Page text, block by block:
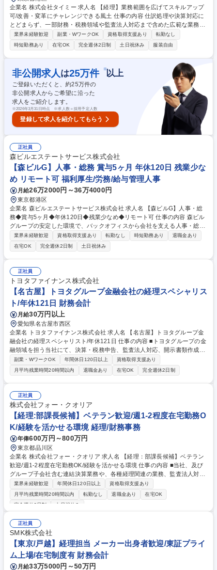
企業名 株式会社タイミー 求人名 【経理】業務範囲を広げてスキルアップ
可/改善・変革にチャレンジできる風土 仕事の内容 仕訳処理や決算対応に
とどまらず、一部財務・税務領域や監査法人対応まで含めた広範な業務を
担っています。経理としてより広いスキル・経験を積みたい方にとって、
非常に挑戦しがいのあるポジションです。 【業務内容】 ■月次決算業務■
四半期・年次決算補助■経費精算対応■発注申請等の事務処理 【希望・経
験に応じてチャレンジ可能な業務】 ■税務対応（税金計算含む）■監査法
人対応■有価証券報告書・計算書類等の開示資料作成■その他、業績管理や
業務改善プロジェクト など 募集職種 【経理】業務範囲を広げてスキルア
ップ可/改善・変革にチャレンジできる風土
業界未経験歓迎 副業・WワークOK 資格取得支援あり
転勤なし
時短勤務あり
在宅OK 完全週休2日制 土日祝休み 服装自由
非公開求人 は25万件 ※以上
ご登録いただくと、約25万件の
非公開求人からご希望に沿った
求人をご紹介します。
※2026年3月31日時点 ※求人数＝採用予定人数
登録して求人を紹介してもらう
正社員
森ビルエステートサービス株式会社
【森ビルG】人事・総務 賞与5ヶ月 年休120日 残業少な
め リモート可 福利厚生/労務/給与管理人事
月給26万2000円～36万4000円
東京都港区
企業名 森ビルエステートサービス株式会社 求人名 【森ビルG】人事・総
務◆賞与5ヶ月◆年休120日◆残業少なめ◆リモート可 仕事の内容 森ビル
グループの安定した環境で、バックオフィスから会社を支える人事・総務
をお任せします。 労務と総務の業務をバランスよく担当し、ゆくゆくは制
度改定などのコア業務にも挑戦できる、やりがいある環境です。 ■勤怠管
理、給与計算、社会保険手続き、年末調整等の労務管理全般 ■入退社手続
き、社内規定の改定や人事制度改定などのコア業務 ■社内イベントの企画
運営やその他総務業務全般 ※労務と総務を1：1の割合でお任せ。 入社後
は部内のOJTを中心に、あなたの経験に合わせて不足している部分はいつ
でも質問・相談できる環境が整っているため、安心して成長できます。 募
集職種 【森ビルG】人事・総務◆賞与5ヶ月◆年休120日◆残業少なめ◆
リモート可
業界未経験歓迎 資格取得支援あり 転勤なし 時短勤務あり
退職金あり
在宅OK
完全週休2日制 土日祝休み
正社員
トヨタファイナンス株式会社
【名古屋】トヨタグループ金融会社の経理スペシャリス
ト/年休121日 財務会計
月給30万円以上
愛知県名古屋市西区
企業名 トヨタファイナンス株式会社 求人名 【名古屋】トヨタグループ金
融会社の経理スペシャリスト/年休121日 仕事の内容 ■トヨタグループの金
融領域を担う当社にて、決算・税務申告、監査法人対応、開示書類作成、
新規取引の会計処理検討を担当します。経理の専門性で事業成長を支える
ポジションです。 決算整理仕訳、残高照合、税務申告、監査法人対応、開
示書類作成を担います。加えて、決算・税務プロセスの効率化、品質向
上、業務マニュアル作成、新規取引に関する会計・税務論点整理、仕訳立
案、自動仕訳の要件定義、制度改正対応まで担当します。使用システムは
ＰｒｏＡｃｔｉｖｅ、ＯｒａｃｌｅＥＢＳです。経営判断に必要な数値精
度を高める役割です。 募集職種 【名古屋】トヨタグループ金融会社の経
理スペシャリスト/年休121日
副業・WワークOK 年間休日120日以上
資格取得支援あり
月平均残業時間20時間以内
退職金あり 在宅OK 完全週休2日制
正社員
株式会社フォー・クオリア
【経理:部課長候補】ベテラン歓迎/週1-2程度在宅勤務O
K/経験を活かせる環境 経理/財務事務
年俸600万円～800万円
東京都品川区
企業名 株式会社フォー・クオリア 求人名 【経理：部課長候補】ベテラン
歓迎/週1-2程度在宅勤務OK/経験を活かせる環境 仕事の内容 ■当社、及び
グループ子会社含む連結決算業務や、各種経理関連の業務、監査法人対応
など、経理関連の業務を幅広くお任せします。 ■経理スタッフ3名のマネ
ジメントもお任せします。 【具体的には】月次・四半期・年次決算の取り
まとめや仕訳の内容確認、親会社（上場企業）とのやり取り、子会社3社
スタッフ3名のマネジメントも担当していただきます。 ※変更の範囲：当
社業務全般 募集職種 【経理：部課長候補】ベテラン歓迎/週1-2程度在宅勤
務OK/経験を活かせる環境
業界未経験歓迎 年間休日120日以上
資格取得支援あり
月平均残業時間20時間以内
転勤なし 退職金あり
在宅OK
完全週休2日制
土日祝休み
正社員
SMK株式会社
【東京/戸越】経理担当 メーカー出身者歓迎/東証プライ
ム上場/在宅制度有 財務会計
月給33万5000円～50万円